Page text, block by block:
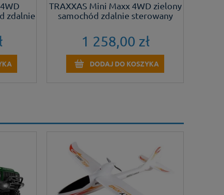
zdalnie
TRAXXAS Mini Maxx 4WD zielony
samochód zdalnie sterowany
1 258,00 zł
DODAJ DO KOSZYKA